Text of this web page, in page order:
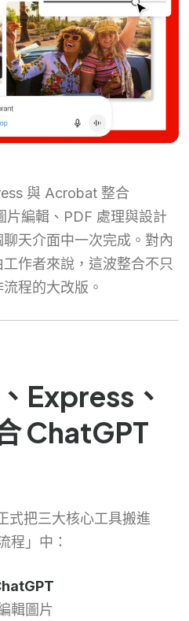
與 Acrobat 整合
片編輯、PDF 處理與設計
天介面中一次完成。對內
作者來說，這波整合不只
程的大改版。
Express、
ChatGPT
式把三大核心工具搬進
程」中：
輯圖片